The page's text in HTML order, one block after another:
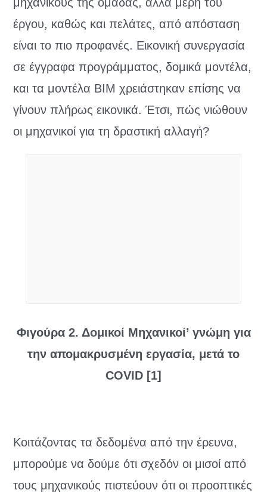
έργου, καθώς και πελάτες, από απόσταση
είναι το πιο προφανές. Εικονική συνεργασία
σε έγγραφα προγράμματος, δομικά μοντέλα,
και τα μοντέλα BIM χρειάστηκαν επίσης να
γίνουν πλήρως εικονικά. Έτσι, πώς νιώθουν
οι μηχανικοί για τη δραστική αλλαγή?
Φιγούρα 2. Δομικοί Μηχανικοί’ γνώμη για
την απομακρυσμένη εργασία, μετά το
COVID [1]
Κοιτάζοντας τα δεδομένα από την έρευνα,
μπορούμε να δούμε ότι σχεδόν οι μισοί από
τους μηχανικούς πιστεύουν ότι οι προοπτικές